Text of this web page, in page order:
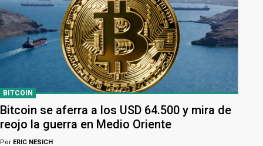
BITCOIN
Bitcoin se aferra a los USD 64.500 y mira de
reojo la guerra en Medio Oriente
Por ERIC NESICH